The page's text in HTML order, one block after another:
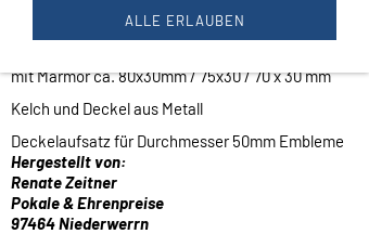
Durchmesser 12 / 10 / 9 cm
Höhe ca.: 36,5 / 34 / 33 cm
mit Marmor ca. 80x30mm / 75x30 / 70 x 30 mm
Kelch und Deckel aus Metall
Deckelaufsatz für Durchmesser 50mm Embleme
Hergestellt von:
Renate Zeitner
Pokale & Ehrenpreise
97464 Niederwerrn
ALLE ERLAUBEN